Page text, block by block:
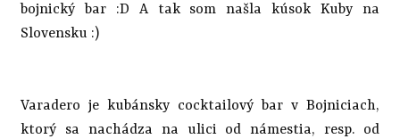
bojnický bar :D A tak som našla kúsok Kuby na
Slovensku :)
Varadero je kubánsky cocktailový bar v Bojniciach,
ktorý sa nachádza na ulici od námestia, resp. od